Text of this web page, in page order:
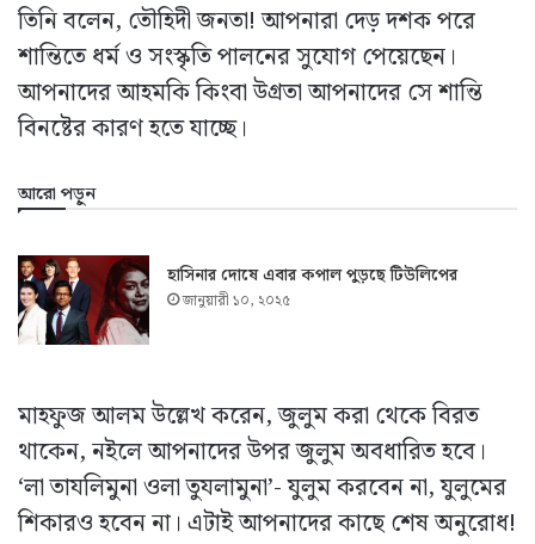
তিনি বলেন, তৌহিদী জনতা! আপনারা দেড় দশক পরে
শান্তিতে ধর্ম ও সংস্কৃতি পালনের সুযোগ পেয়েছেন।
আপনাদের আহমকি কিংবা উগ্রতা আপনাদের সে শান্তি
বিনষ্টের কারণ হতে যাচ্ছে।
আরো পড়ুন
হাসিনার দোষে এবার কপাল পুড়ছে টিউলিপের
জানুয়ারী ১০, ২০২৫
মাহফুজ আলম উল্লেখ করেন, জুলুম করা থেকে বিরত
থাকেন, নইলে আপনাদের উপর জুলুম অবধারিত হবে।
‘লা তাযলিমুনা ওলা তুযলামুনা’- যুলুম করবেন না, যুলুমের
শিকারও হবেন না। এটাই আপনাদের কাছে শেষ অনুরোধ!